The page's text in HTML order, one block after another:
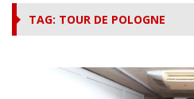
TAG: TOUR DE POLOGNE